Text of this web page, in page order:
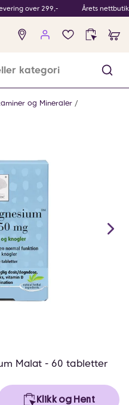
over 299,- Årets
Ingen
produkter
og Mineraler
Malat - 60 tabletter
Klikk og Hent